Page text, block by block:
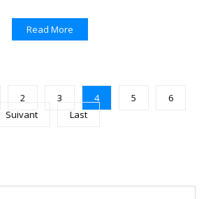
Read More
2 3 4 5
6
Suivant
Last